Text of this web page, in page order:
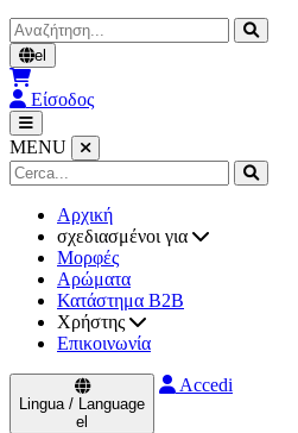
Αναζήτηση
el
Είσοδος
MENU
Αρχική
σχεδιασμένοι για
Μορφές
Αρώματα
Κατάστημα B2B
Χρήστης
Επικοινωνία
Lingua / Language
el
Accedi